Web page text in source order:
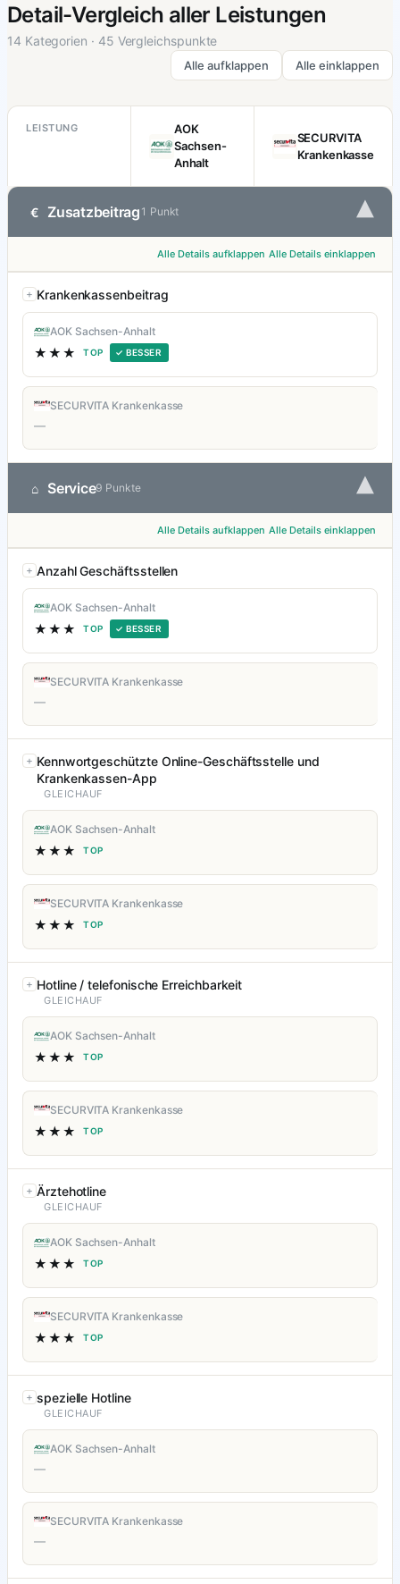
Detail-Vergleich aller Leistungen
14 Kategorien · 45 Vergleichspunkte
Alle aufklappen Alle einklappen
LEISTUNG
AOK
Sachsen-
Anhalt
SECURVITA
Krankenkasse
€ Zusatzbeitrag 1 Punkt ▾
Alle Details aufklappen Alle Details einklappen
Krankenkassenbeitrag
AOK Sachsen-Anhalt
★★★ TOP ✓ BESSER
SECURVITA Krankenkasse
—
⌂ Service9 Punkte ▾
Alle Details aufklappen Alle Details einklappen
Anzahl Geschäftsstellen
AOK Sachsen-Anhalt
★★★ TOP ✓ BESSER
SECURVITA Krankenkasse
—
Kennwortgeschützte Online-Geschäftsstelle und
Krankenkassen-App
GLEICHAUF
AOK Sachsen-Anhalt
★★★ TOP
SECURVITA Krankenkasse
★★★ TOP
Hotline / telefonische Erreichbarkeit
GLEICHAUF
AOK Sachsen-Anhalt
★★★ TOP
SECURVITA Krankenkasse
★★★ TOP
Ärztehotline
GLEICHAUF
AOK Sachsen-Anhalt
★★★ TOP
SECURVITA Krankenkasse
★★★ TOP
spezielle Hotline
GLEICHAUF
AOK Sachsen-Anhalt
—
SECURVITA Krankenkasse
—